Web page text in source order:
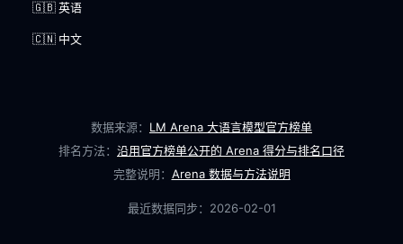
🇬🇧 英语
🇨🇳 中文
数据来源： LM Arena 大语言模型官方榜单
排名方法： 沿用官方榜单公开的 Arena 得分与排名口径
完整说明： Arena 数据与方法说明
最近数据同步： 2026-02-01